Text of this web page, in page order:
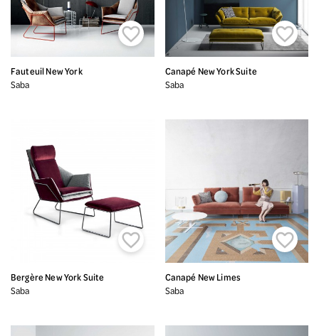

Fauteuil New York
Saba

Canapé New York Suite
Saba

Bergère New York Suite
Saba

Canapé New Limes
Saba